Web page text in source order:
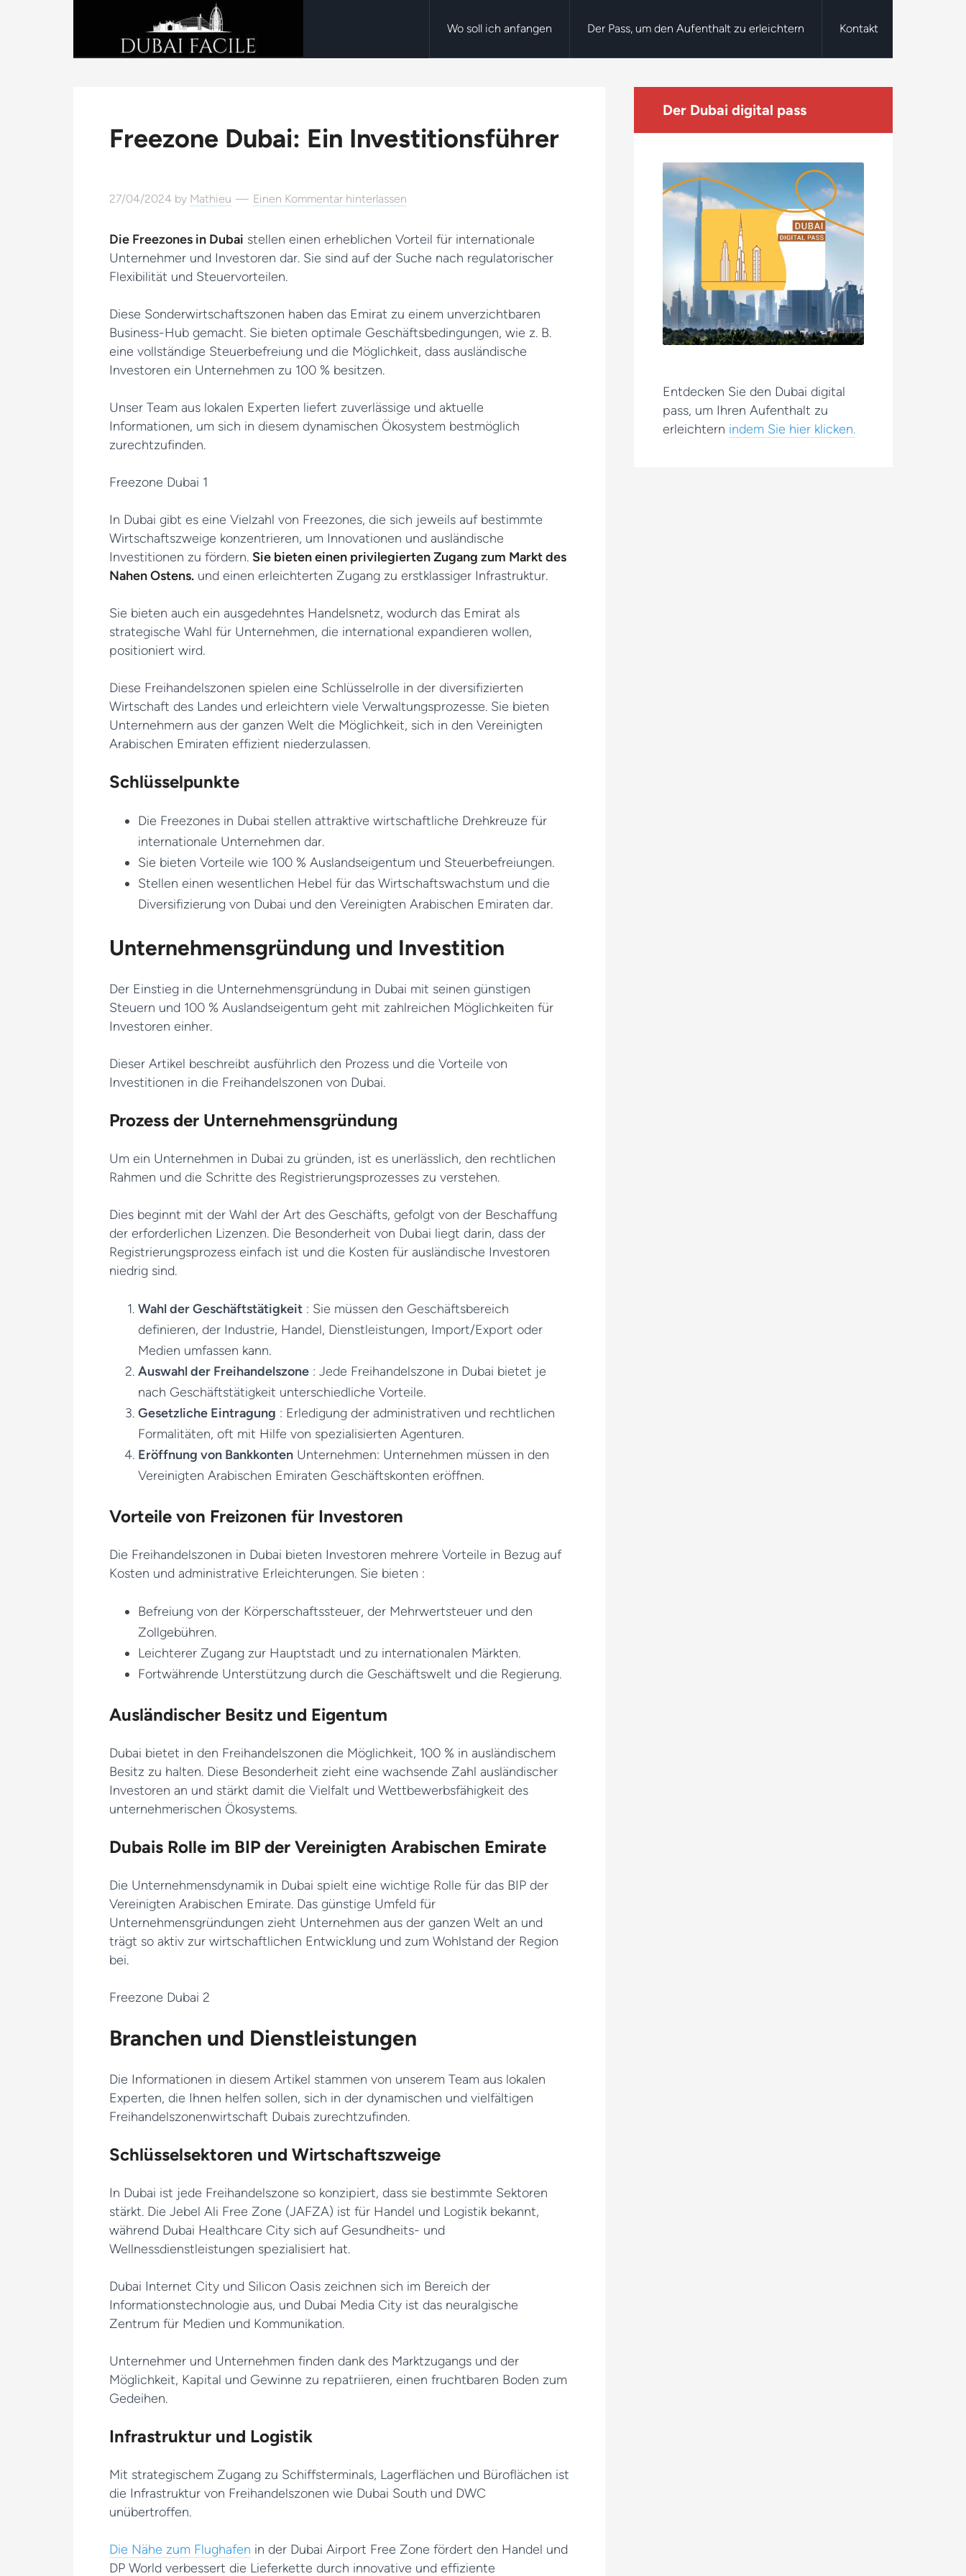
Wo soll ich anfangen Der Pass, um den Aufenthalt zu erleichtern Kontakt
Freezone Dubai: Ein Investitionsführer
27/04/2024 by Mathieu Einen Kommentar hinterlassen
Die Freezones in Dubai stellen einen erheblichen Vorteil für internationale
Unternehmer und Investoren dar. Sie sind auf der Suche nach regulatorischer
Flexibilität und Steuervorteilen.
Diese Sonderwirtschaftszonen haben das Emirat zu einem unverzichtbaren
Business-Hub gemacht. Sie bieten optimale Geschäftsbedingungen, wie z. B.
eine vollständige Steuerbefreiung und die Möglichkeit, dass ausländische
Investoren ein Unternehmen zu 100 % besitzen.
Unser Team aus lokalen Experten liefert zuverlässige und aktuelle
Informationen, um sich in diesem dynamischen Ökosystem bestmöglich
zurechtzufinden.
In Dubai gibt es eine Vielzahl von Freezones, die sich jeweils auf bestimmte
Wirtschaftszweige konzentrieren, um Innovationen und ausländische
Investitionen zu fördern. Sie bieten einen privilegierten Zugang zum Markt des
Nahen Ostens. und einen erleichterten Zugang zu erstklassiger Infrastruktur.
Sie bieten auch ein ausgedehntes Handelsnetz, wodurch das Emirat als
strategische Wahl für Unternehmen, die international expandieren wollen,
positioniert wird.
Diese Freihandelszonen spielen eine Schlüsselrolle in der diversifizierten
Wirtschaft des Landes und erleichtern viele Verwaltungsprozesse. Sie bieten
Unternehmern aus der ganzen Welt die Möglichkeit, sich in den Vereinigten
Arabischen Emiraten effizient niederzulassen.
Schlüsselpunkte
Die Freezones in Dubai stellen attraktive wirtschaftliche Drehkreuze für
internationale Unternehmen dar.
Sie bieten Vorteile wie 100 % Auslandseigentum und Steuerbefreiungen.
Stellen einen wesentlichen Hebel für das Wirtschaftswachstum und die
Diversifizierung von Dubai und den Vereinigten Arabischen Emiraten dar.
Unternehmensgründung und Investition
Der Einstieg in die Unternehmensgründung in Dubai mit seinen günstigen
Steuern und 100 % Auslandseigentum geht mit zahlreichen Möglichkeiten für
Investoren einher.
Dieser Artikel beschreibt ausführlich den Prozess und die Vorteile von
Investitionen in die Freihandelszonen von Dubai.
Prozess der Unternehmensgründung
Um ein Unternehmen in Dubai zu gründen, ist es unerlässlich, den rechtlichen
Rahmen und die Schritte des Registrierungsprozesses zu verstehen.
Dies beginnt mit der Wahl der Art des Geschäfts, gefolgt von der Beschaffung
der erforderlichen Lizenzen. Die Besonderheit von Dubai liegt darin, dass der
Registrierungsprozess einfach ist und die Kosten für ausländische Investoren
niedrig sind.
Wahl der Geschäftstätigkeit : Sie müssen den Geschäftsbereich
definieren, der Industrie, Handel, Dienstleistungen, Import/Export oder
Medien umfassen kann.
Auswahl der Freihandelszone : Jede Freihandelszone in Dubai bietet je
nach Geschäftstätigkeit unterschiedliche Vorteile.
Gesetzliche Eintragung : Erledigung der administrativen und rechtlichen
Formalitäten, oft mit Hilfe von spezialisierten Agenturen.
Eröffnung von Bankkonten Unternehmen: Unternehmen müssen in den
Vereinigten Arabischen Emiraten Geschäftskonten eröffnen.
Vorteile von Freizonen für Investoren
Die Freihandelszonen in Dubai bieten Investoren mehrere Vorteile in Bezug auf
Kosten und administrative Erleichterungen. Sie bieten :
Befreiung von der Körperschaftssteuer, der Mehrwertsteuer und den
Zollgebühren.
Leichterer Zugang zur Hauptstadt und zu internationalen Märkten.
Fortwährende Unterstützung durch die Geschäftswelt und die Regierung.
Ausländischer Besitz und Eigentum
Dubai bietet in den Freihandelszonen die Möglichkeit, 100 % in ausländischem
Besitz zu halten. Diese Besonderheit zieht eine wachsende Zahl ausländischer
Investoren an und stärkt damit die Vielfalt und Wettbewerbsfähigkeit des
unternehmerischen Ökosystems.
Dubais Rolle im BIP der Vereinigten Arabischen Emirate
Die Unternehmensdynamik in Dubai spielt eine wichtige Rolle für das BIP der
Vereinigten Arabischen Emirate. Das günstige Umfeld für
Unternehmensgründungen zieht Unternehmen aus der ganzen Welt an und
trägt so aktiv zur wirtschaftlichen Entwicklung und zum Wohlstand der Region
bei.
Branchen und Dienstleistungen
Die Informationen in diesem Artikel stammen von unserem Team aus lokalen
Experten, die Ihnen helfen sollen, sich in der dynamischen und vielfältigen
Freihandelszonenwirtschaft Dubais zurechtzufinden.
Schlüsselsektoren und Wirtschaftszweige
In Dubai ist jede Freihandelszone so konzipiert, dass sie bestimmte Sektoren
stärkt. Die Jebel Ali Free Zone (JAFZA) ist für Handel und Logistik bekannt,
während Dubai Healthcare City sich auf Gesundheits- und
Wellnessdienstleistungen spezialisiert hat.
Dubai Internet City und Silicon Oasis zeichnen sich im Bereich der
Informationstechnologie aus, und Dubai Media City ist das neuralgische
Zentrum für Medien und Kommunikation.
Unternehmer und Unternehmen finden dank des Marktzugangs und der
Möglichkeit, Kapital und Gewinne zu repatriieren, einen fruchtbaren Boden zum
Gedeihen.
Infrastruktur und Logistik
Mit strategischem Zugang zu Schiffsterminals, Lagerflächen und Büroflächen ist
die Infrastruktur von Freihandelszonen wie Dubai South und DWC
unübertroffen.
Die Nähe zum Flughafen in der Dubai Airport Free Zone fördert den Handel und
DP World verbessert die Lieferkette durch innovative und effiziente
Der Dubai digital pass
Entdecken Sie den Dubai digital
pass, um Ihren Aufenthalt zu
erleichtern indem Sie hier klicken.